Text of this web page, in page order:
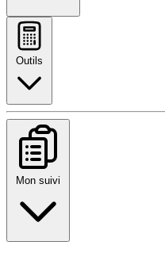
Outils
Mon suivi